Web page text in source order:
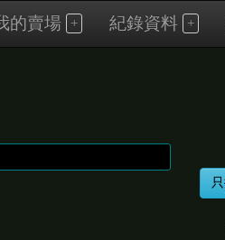
的賣場 紀錄資料